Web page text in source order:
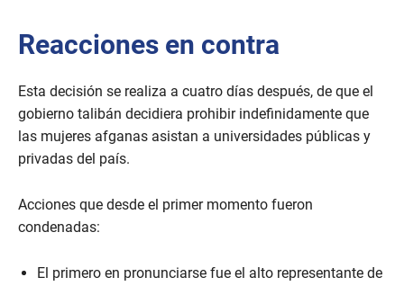
Reacciones en contra
Esta decisión se realiza a cuatro días después, de que el
gobierno talibán decidiera prohibir indefinidamente que
las mujeres afganas asistan a universidades públicas y
privadas del país.
Acciones que desde el primer momento fueron
condenadas:
El primero en pronunciarse fue el alto representante de